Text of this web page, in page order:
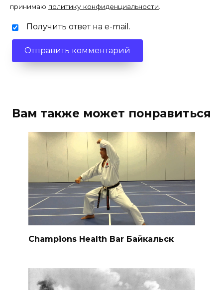
принимаю политику конфиденциальности.
Получить ответ на e-mail.
Вам также может понравиться
Champions Health Bar Байкальск